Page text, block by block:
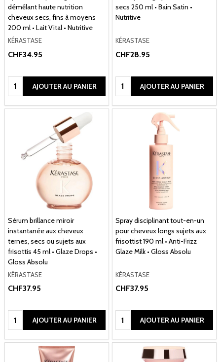
démêlant haute nutrition
cheveux secs, fins à moyens
200 ml • Lait Vital • Nutritive
KÉRASTASE
CHF34.95
Quantité:AJOUTER AU PANIER
secs 250 ml • Bain Satin •
Nutritive
KÉRASTASE
CHF28.95
Quantité:AJOUTER AU PANIER
Sérum brillance miroir
instantanée aux cheveux
ternes, secs ou sujets aux
frisottis 45 ml • Glaze Drops •
Gloss Absolu
KÉRASTASE
CHF37.95
Quantité:AJOUTER AU PANIER
Spray disciplinant tout-en-un
pour cheveux longs sujets aux
frisottist 190 ml • Anti-Frizz
Glaze Milk • Gloss Absolu
KÉRASTASE
CHF37.95
Quantité:AJOUTER AU PANIER